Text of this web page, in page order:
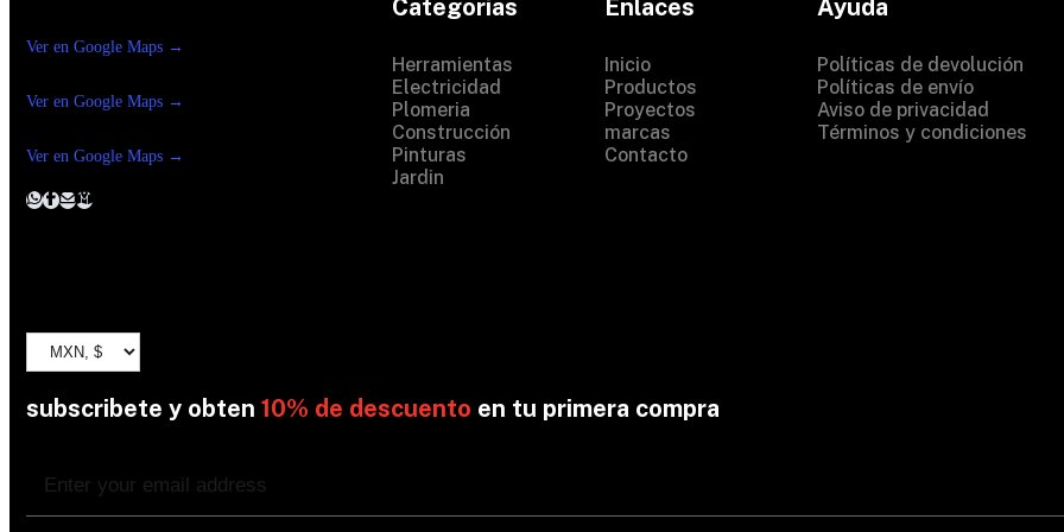
Ver en Google Maps →
Ver en Google Maps →
Ver en Google Maps →
Categorias
Herramientas
Electricidad
Plomeria
Construcción
Pinturas
Jardin
Enlaces
Inicio
Productos
Proyectos
marcas
Contacto
Ayuda
Políticas de devolución
Políticas de envío
Aviso de privacidad
Términos y condiciones
subscribete y obten 10% de descuento en tu primera compra